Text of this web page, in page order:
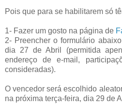
Pois que para se habilitarem só
1- Fazer um gosto na página de
2- Preencher o formulário
dia 27 de Abril (permitida
endereço de e-mail,
consideradas).
O vencedor será escolhido
na próxima terça-feira, dia 29 de